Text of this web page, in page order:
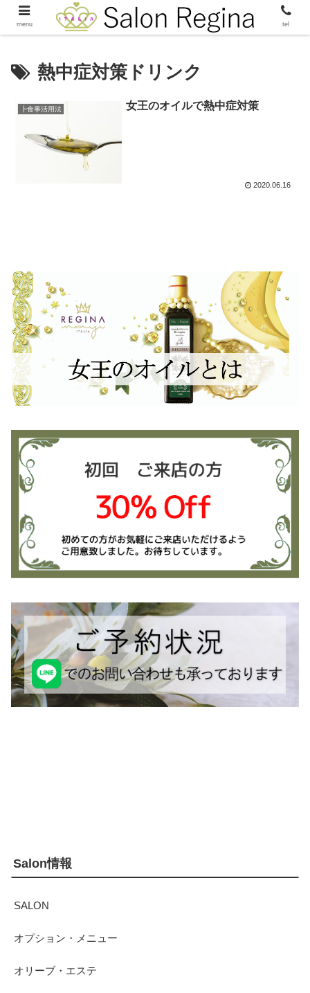
熱中症対策ドリンク
┣食事活用法 女王のオイルで熱中症対策
2020.06.16
Salon情報
SALON
オプション・メニュー
オリーブ・エステ
menu tel